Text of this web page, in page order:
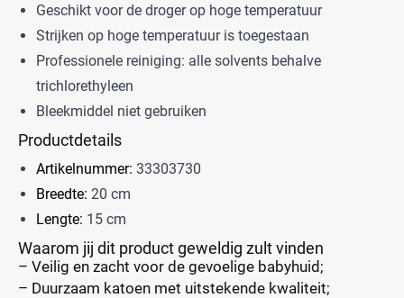
Geschikt voor de droger op hoge temperatuur
Strijken op hoge temperatuur is toegestaan
Professionele reiniging: alle solvents behalve
trichlorethyleen
Bleekmiddel niet gebruiken
Productdetails
Artikelnummer: 33303730
Breedte: 20 cm
Lengte: 15 cm
Waarom jij dit product geweldig zult vinden
– Veilig en zacht voor de gevoelige babyhuid;
– Duurzaam katoen met uitstekende kwaliteit;